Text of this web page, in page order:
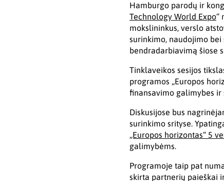
Hamburgo parodų ir
Technology World Expo“
mokslininkus, verslo
surinkimo, naudojimo bei
bendradarbiavimą šiose
Tinklaveikos sesijos
programos „Europos
finansavimo galimybes
Diskusijose bus
surinkimo srityse.
„Europos horizontas“ 5
galimybėms.
Programoje taip pat
skirta partnerių paieškai